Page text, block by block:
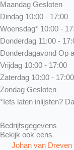
Maandag Gesloten
Dindag 10:00 - 17:00
Woensdag* 10:00 -
Donderdag 11:00 -
Donderdagavond Op
Vrijdag 10:00 - 17:00
Zaterdag 10:00 - 17:00
Zondag Gesloten
*Iets laten inlijsten?
Bedrijfsgegevens
Bekijk ook eens
Johan van Dreven